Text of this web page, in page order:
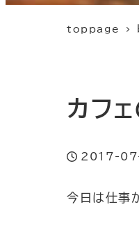
toppage
カフ
投稿日
2017-
今日は仕事